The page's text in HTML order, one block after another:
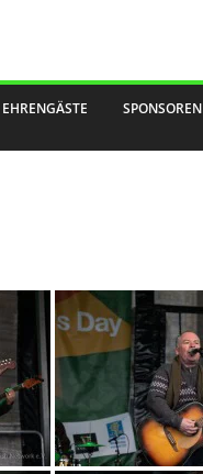
EHRENGÄSTE SPONSOREN